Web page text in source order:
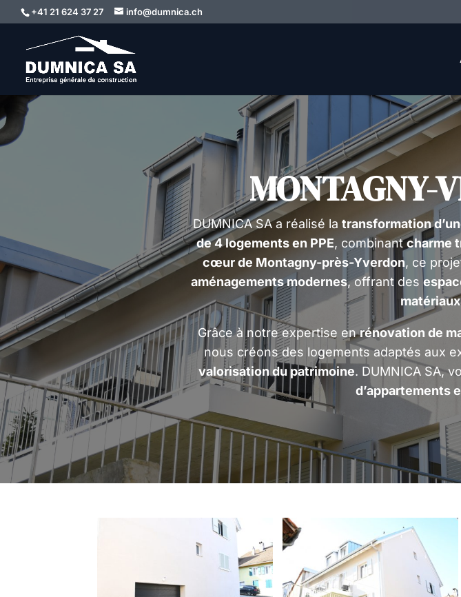
+41 21 624 37 27 info@dumnica.ch
MONTAGNY-
DUMNICA SA a réalisé la transformation
de 4 logements en PPE, combinantcharme
cœur de Montagny-près-Yverdon, ce
aménagements modernes, offrant des
Grâce à notre expertise enrénovation de
nous créons des logements adaptés aux
valorisation du patrimoine. DUMNICA SA,
d’appartements